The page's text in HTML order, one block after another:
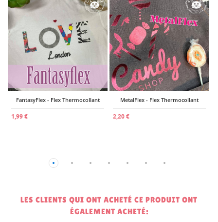
FantasyFlex - Flex Thermocollant
1,99 €
MetalFlex - Flex Thermocollant
2,20 €
LES CLIENTS QUI ONT ACHETÉ CE PRODUIT ONT
ÉGALEMENT ACHETÉ: